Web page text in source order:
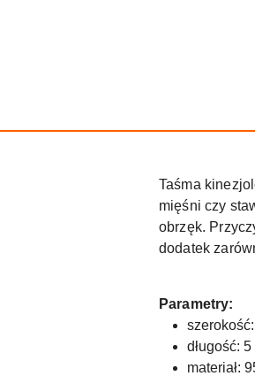
Taśma
mięśni czy
obrzęk.
dodatek
Parametry:
długość: 5
materiał: